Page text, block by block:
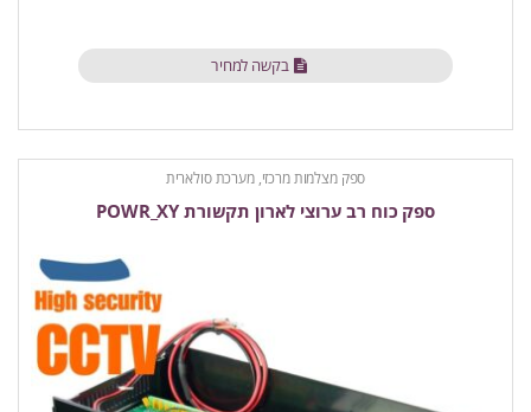
בקשה למחיר
ספק מצלמות מרכזי, מערכת סולארית
ספק כוח רב ערוצי לארון תקשורת POWR_XY